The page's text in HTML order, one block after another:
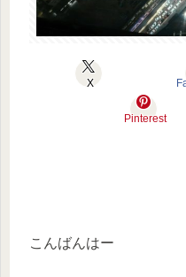
X
Pinterest
こんばんはー